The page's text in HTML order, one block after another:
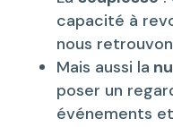
capacité à
nous
Mais aussi la
poser un
événements